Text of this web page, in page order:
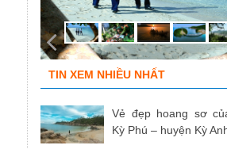
TIN XEM NHIỀU NHẤT
Vẻ đẹp hoang sơ
Kỳ Phú – huyện Kỳ